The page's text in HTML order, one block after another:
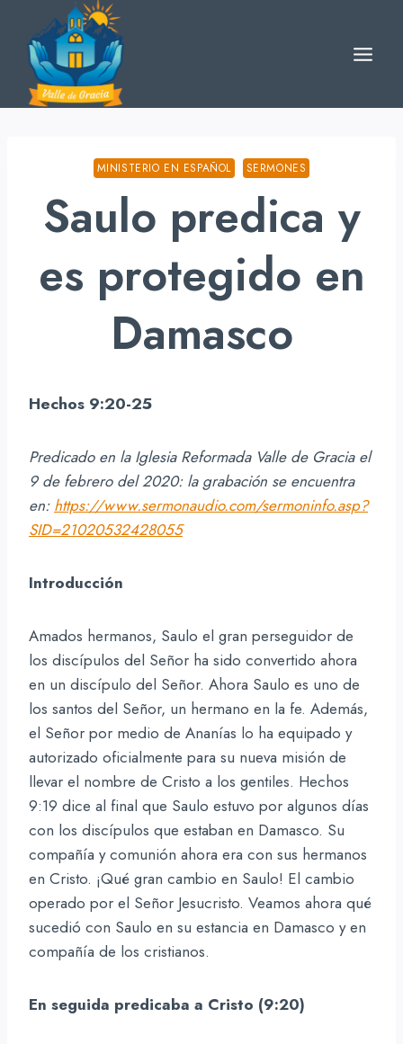
content
MINISTERIO EN ESPAÑOL SERMONES
Saulo predica y
es protegido en
Damasco
Hechos 9:20-25
Predicado en la Iglesia Reformada Valle de Gracia el
9 de febrero del 2020: la grabación se encuentra
en: https://www.sermonaudio.com/sermoninfo.asp?
SID=21020532428055
Introducción
Amados hermanos, Saulo el gran perseguidor de
los discípulos del Señor ha sido convertido ahora
en un discípulo del Señor. Ahora Saulo es uno de
los santos del Señor, un hermano en la fe. Además,
el Señor por medio de Ananías lo ha equipado y
autorizado oficialmente para su nueva misión de
llevar el nombre de Cristo a los gentiles. Hechos
9:19 dice al final que Saulo estuvo por algunos días
con los discípulos que estaban en Damasco. Su
compañía y comunión ahora era con sus hermanos
en Cristo. ¡Qué gran cambio en Saulo! El cambio
operado por el Señor Jesucristo. Veamos ahora qué
sucedió con Saulo en su estancia en Damasco y en
compañía de los cristianos.
En seguida predicaba a Cristo (9:20)